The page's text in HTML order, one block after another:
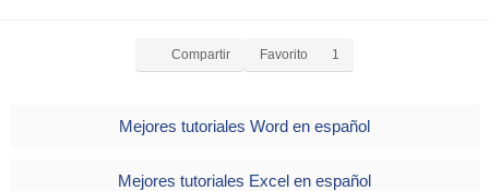
Compartir Favorito 1
Mejores tutoriales Word en español
Mejores tutoriales Excel en español